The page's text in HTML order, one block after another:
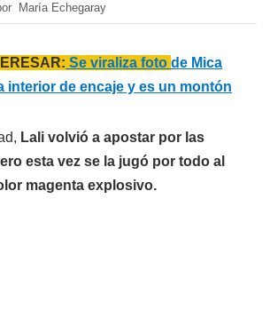
María Echegaray
Se viraliza foto de Mica
interior de encaje y es un montón
Lali volvió a apostar por las
esta vez se la jugó por todo al
magenta explosivo.